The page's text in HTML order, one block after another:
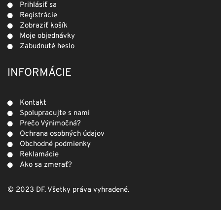
Prihlásiť sa
Registrácie
Zobraziť košík
Moje objednávky
Zabudnuté heslo
INFORMÁCIE
Kontakt
Spolupracujte s nami
Prečo Výnimočná?
Ochrana osobných údajov
Obchodné podmienky
Reklamácie
Ako sa zmerať?
© 2023 DF. Všetky práva vyhradené.